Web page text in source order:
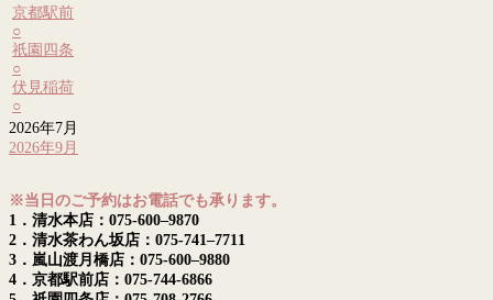
京都駅前
○
祇園四条
○
伏見稲荷
○
2026年7月
2026年9月
※当日のご予約はお電話でも承ります。
1．清水本店：075-600–9870
2．清水茶わん坂店：075-741–7711
3．嵐山渡月橋店：075-600–9880
4．京都駅前店：075-744-6866